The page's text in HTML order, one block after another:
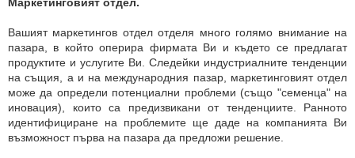
Вашият маркетингов отдел отделя много голямо внимание на
пазара, в който оперира фирмата Ви и където се предлагат
продуктите и услугите Ви. Следейки индустриалните тенденции
на същия, а и на международния пазар, маркетинговият отдел
може да определи потенциални проблеми (също "семенца" на
иновация), които са предизвикани от тенденциите. Ранното
идентифициране на проблемите ще даде на компанията Ви
възможност първа на пазара да предложи решение.